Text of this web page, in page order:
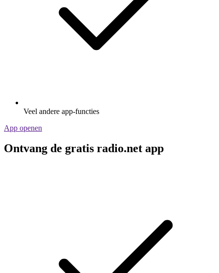
Veel andere app-functies
App openen
Ontvang de gratis radio.net app